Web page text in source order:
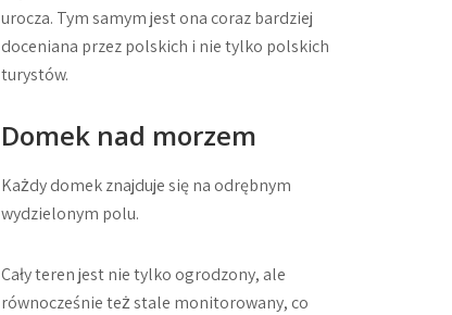
urocza. Tym samym jest ona coraz bardziej
doceniana przez polskich i nie tylko polskich
turystów.
Domek nad morzem
Każdy domek znajduje się na odrębnym
wydzielonym polu.
Cały teren jest nie tylko ogrodzony, ale
równocześnie też stale monitorowany, co